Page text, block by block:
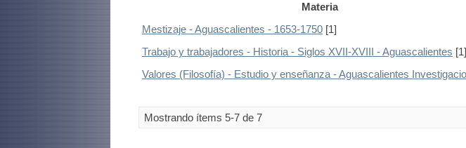
Materia
Mestizaje - Aguascalientes - 1653-1750 [1]
Trabajo y trabajadores - Historia - Siglos XVII-XVIII - Aguascalientes [1]
Valores (Filosofía) - Estudio y enseñanza - Aguascalientes
Mostrando ítems 5-7 de 7